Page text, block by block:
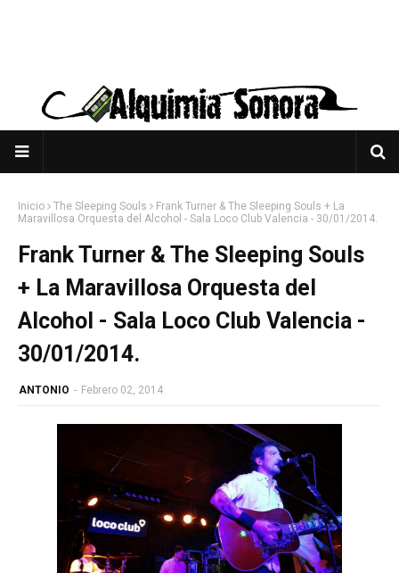
Inicio The Sleeping Souls
Frank Turner & The Sleeping Souls + La
Maravillosa Orquesta del Alcohol - Sala Loco Club Valencia - 30/01/2014.
Frank Turner & The Sleeping Souls
+ La Maravillosa Orquesta del
Alcohol - Sala Loco Club Valencia -
30/01/2014.
ANTONIO - Febrero 02, 2014